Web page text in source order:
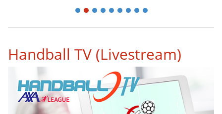
1 2 3 4 5 6 7 8 9
Handball TV (Livestream)